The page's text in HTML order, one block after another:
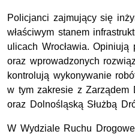
Policjanci zajmujący się
właściwym stanem
ulicach Wrocławia.
oraz wprowadzonych
kontrolują wykonywanie
w tym zakresie z Zarządem
oraz Dolnośląską Służbą
W Wydziale Ruchu